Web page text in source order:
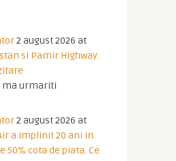
2 august 2026 at
si Pamir Highway.
ma urmariti
2 august 2026 at
a implinit 20 ani in
50% cota de piata. Ce